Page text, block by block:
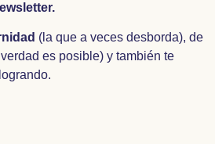
(la que a veces desborda), de
es posible) y también te